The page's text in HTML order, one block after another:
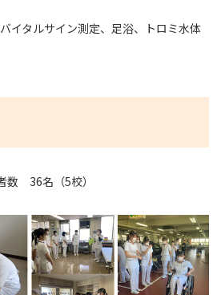
イタルサイン測定、足浴、トロミ水体
36名（5校）